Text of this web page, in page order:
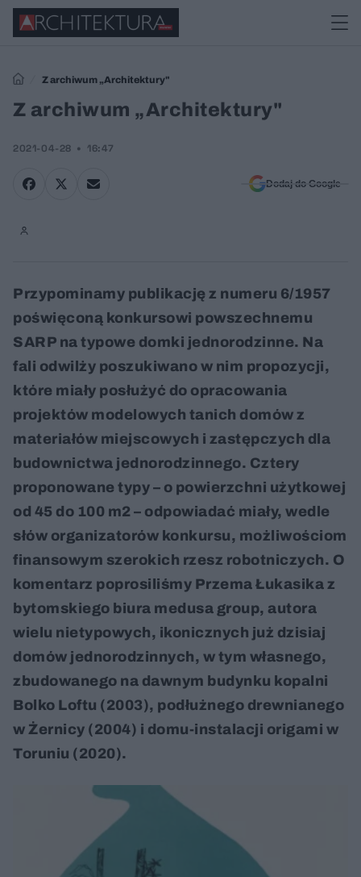
Z archiwum „Architektury"
Z archiwum „Architektury"
2021-04-28 16:47
Dodaj do Google
Przypominamy publikację z numeru 6/1957
poświęconą konkursowi powszechnemu
SARP na typowe domki jednorodzinne. Na
fali odwilży poszukiwano w nim propozycji,
które miały posłużyć do opracowania
projektów modelowych tanich domów z
materiałów miejscowych i zastępczych dla
budownictwa jednorodzinnego. Cztery
proponowane typy – o powierzchni użytkowej
od 45 do 100 m2 – odpowiadać miały, wedle
słów organizatorów konkursu, możliwościom
finansowym szerokich rzesz robotniczych. O
komentarz poprosiliśmy Przema Łukasika z
bytomskiego biura medusa group, autora
wielu nietypowych, ikonicznych już dzisiaj
domów jednorodzinnych, w tym własnego,
zbudowanego na dawnym budynku kopalni
Bolko Loftu (2003), podłużnego drewnianego
w Żernicy (2004) i domu-instalacji origami w
Toruniu (2020).